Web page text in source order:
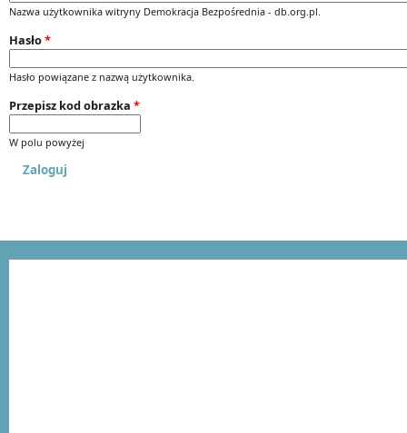
Nazwa użytkownika witryny Demokracja Bezpośrednia - db.org.pl.
Hasło*
Hasło powiązane z nazwą użytkownika.
Przepisz kod obrazka *
W polu powyżej